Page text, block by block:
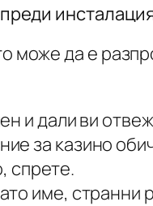
може да е
и дали ви
за казино
спрете.
име, странни